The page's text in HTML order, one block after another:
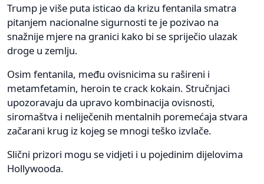
Trump je više puta isticao da krizu fentanila smatra
pitanjem nacionalne sigurnosti te je pozivao na
snažnije mjere na granici kako bi se spriječio ulazak
droge u zemlju.
Osim fentanila, među ovisnicima su rašireni i
metamfetamin, heroin te crack kokain. Stručnjaci
upozoravaju da upravo kombinacija ovisnosti,
siromaštva i neliječenih mentalnih poremećaja stvara
začarani krug iz kojeg se mnogi teško izvlače.
Slični prizori mogu se vidjeti i u pojedinim dijelovima
Hollywooda.